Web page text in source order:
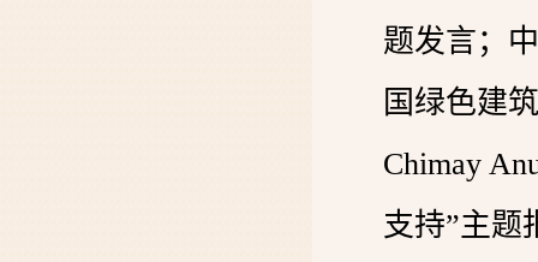
题发言；
国绿色建
Chimay
支持”主题